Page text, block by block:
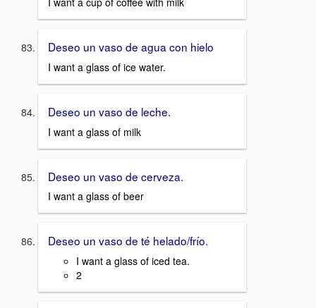
Deseo un vaso de agua con hielo
I want a glass of ice water.
Deseo un vaso de leche.
I want a glass of milk
Deseo un vaso de cerveza.
I want a glass of beer
Deseo un vaso de té helado/frío.
I want a glass of iced tea.
2